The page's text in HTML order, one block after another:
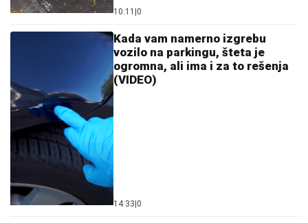
10:11 0
Kada vam namerno izgrebu
vozilo na parkingu, šteta je
ogromna, ali ima i za to rešenja
(VIDEO)
14:33 0